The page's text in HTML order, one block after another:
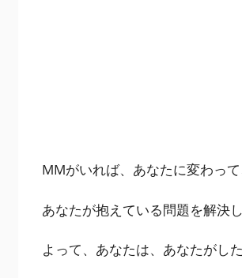
MMがいれば、あなたに変わって
あなたが抱えている問題を解決し
よって、あなたは、あなたがし